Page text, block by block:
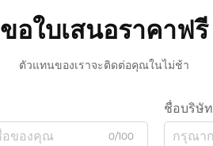
ขอใบเสนอราคาฟรี
ตัวแทนของเราจะติดต่อคุณในไม่ช้า
0/100
ชื่อบริษัท